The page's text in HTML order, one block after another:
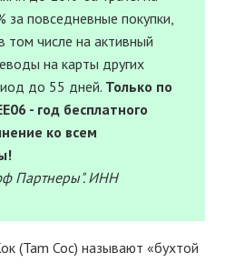
за повседневные покупки,
том числе на активный
на карты других
до 55 дней. Только по
- год бесплатного
ко всем
Партнеры". ИНН
(Tam Coc) называют «бухтой